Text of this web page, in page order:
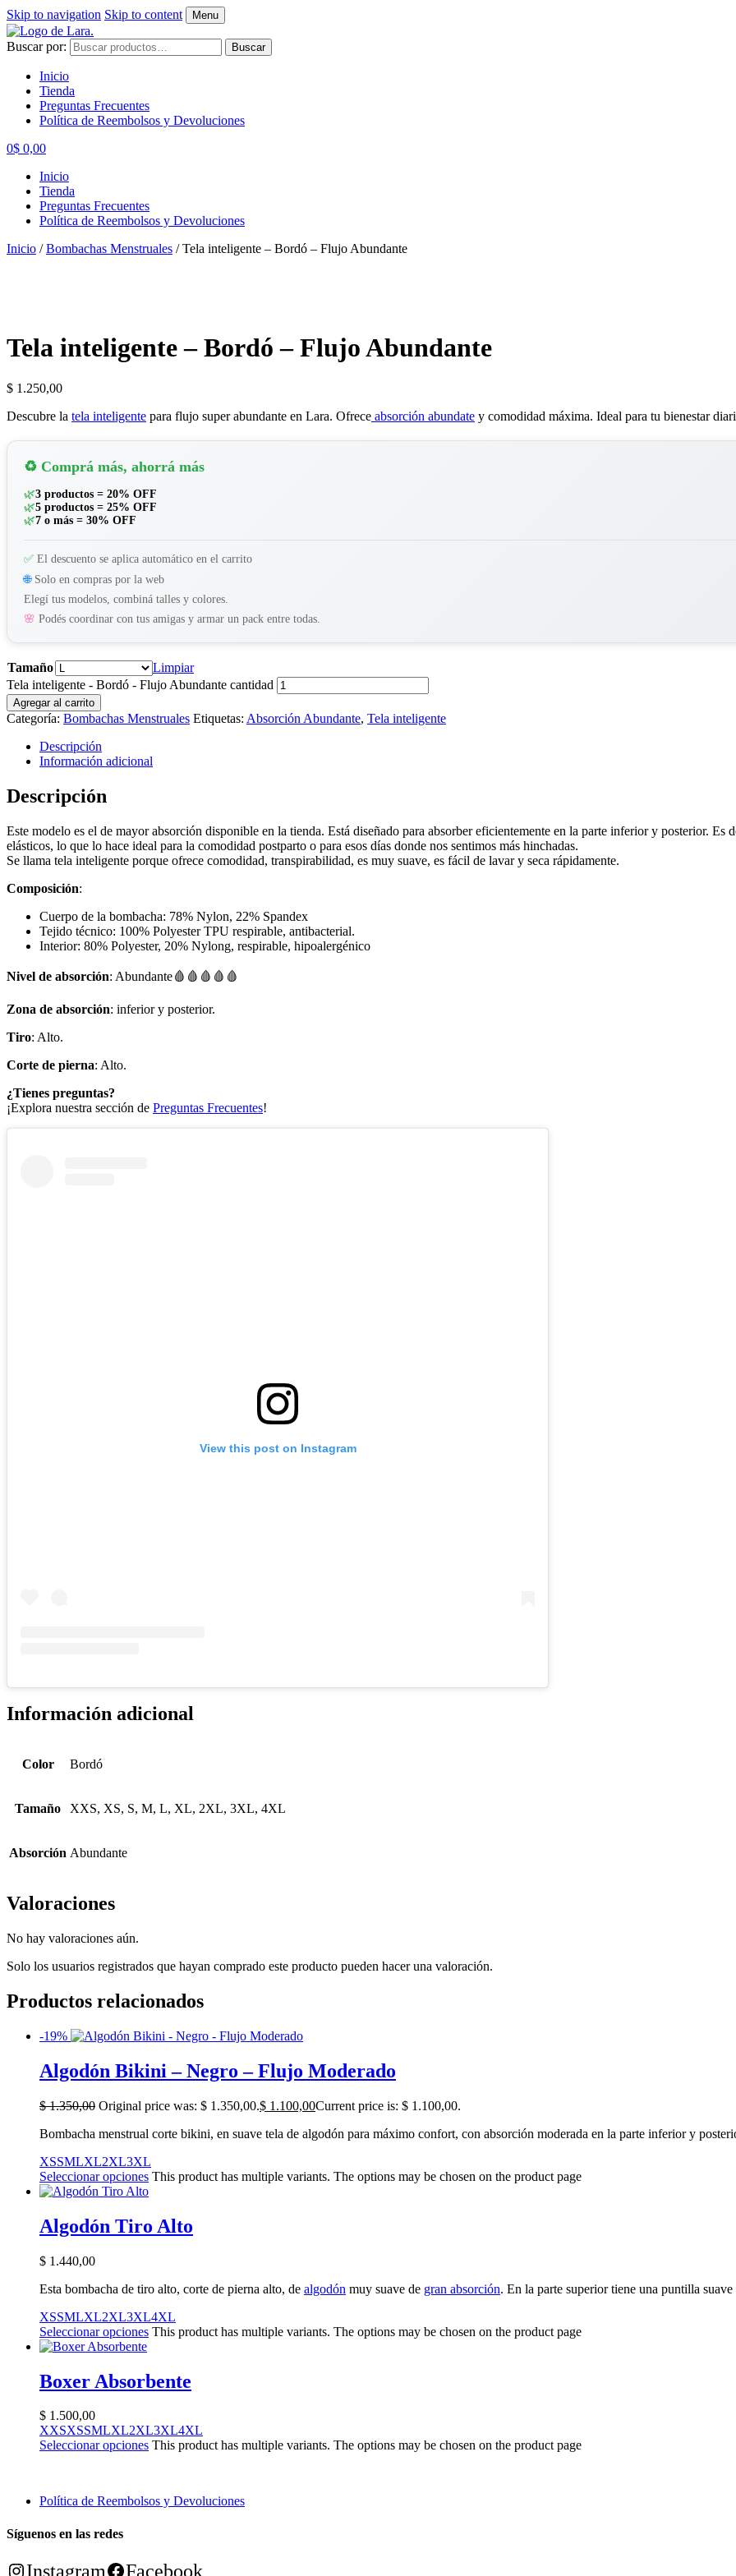
Skip to navigation Skip to content Menu
Buscar por: Buscar
Inicio
Tienda
Preguntas Frecuentes
Política de Reembolsos y Devoluciones
0$ 0,00
Inicio
Tienda
Preguntas Frecuentes
Política de Reembolsos y Devoluciones
Inicio /Bombachas Menstruales /Tela inteligente – Bordó – Flujo Abundante
Tela inteligente – Bordó – Flujo Abundante
$ 1.250,00
Descubre la tela inteligente para flujo super abundante en Lara. Ofrece absorción abundate y comodidad máxima. Ideal para tu bienestar
♻️ Comprá más, ahorrá más
🌿3 productos = 20% OFF
🌿5 productos = 25% OFF
🌿7 o más = 30% OFF
✅ El descuento se aplica automático en el carrito
🌐Solo en compras por la web
Elegí tus modelos, combiná talles y colores.
🌸 Podés coordinar con tus amigas y armar un pack entre todas.
Tamaño
Limpiar
Tela inteligente - Bordó - Flujo Abundante cantidad
Agregar al carrito
Categoría: Bombachas Menstruales Etiquetas: Absorción Abundante, Tela inteligente
Descripción
Información adicional
Descripción
Este modelo es el de mayor absorción disponible en la tienda. Está diseñado para absorber eficientemente en la parte inferior y posterior.
elásticos, lo que lo hace ideal para la comodidad postparto o para esos días donde nos sentimos más hinchadas.
Se llama tela inteligente porque ofrece comodidad, transpirabilidad, es muy suave, es fácil de lavar y seca rápidamente.
Composición:
Cuerpo de la bombacha: 78% Nylon, 22% Spandex
Tejido técnico: 100% Polyester TPU respirable, antibacterial.
Interior: 80% Polyester, 20% Nylong, respirable, hipoalergénico
Nivel de absorción: Abundante🩸🩸🩸🩸🩸
Zona de absorción: inferior y posterior.
Tiro: Alto.
Corte de pierna: Alto.
¿Tienes preguntas?
¡Explora nuestra sección de Preguntas Frecuentes!
View this post on Instagram
Información adicional
Color Bordó
Tamaño XXS, XS, S, M, L, XL, 2XL, 3XL, 4XL
Absorción Abundante
Valoraciones
No hay valoraciones aún.
Solo los usuarios registrados que hayan comprado este producto pueden hacer una valoración.
Productos relacionados
-19%
Algodón Bikini – Negro – Flujo Moderado
$1.350,00 Original price was: $ 1.350,00.$ 1.100,00Current price is: $ 1.100,00.
Bombacha menstrual corte bikini, en suave tela de algodón para máximo confort, con absorción moderada en la parte inferior y
XSSMLXL2XL3XL
Seleccionar opciones This product has multiple variants. The options may be chosen on the product page
Algodón Tiro Alto
$ 1.440,00
Esta bombacha de tiro alto, corte de pierna alto, de algodón muy suave de gran absorción. En la parte superior tiene una puntilla
XSSMLXL2XL3XL4XL
Seleccionar opciones This product has multiple variants. The options may be chosen on the product page
Boxer Absorbente
$ 1.500,00
XXSXSSMLXL2XL3XL4XL
Seleccionar opciones This product has multiple variants. The options may be chosen on the product page
Política de Reembolsos y Devoluciones
Síguenos en las redes
Instagram Facebook